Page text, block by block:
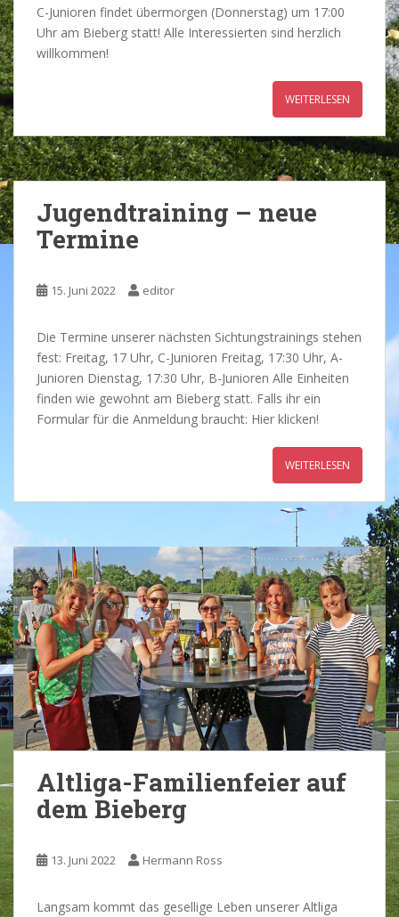
C-Junioren findet übermorgen (Donnerstag) um 17:00
Uhr am Bieberg statt! Alle Interessierten sind herzlich
willkommen!
WEITERLESEN
Jugendtraining – neue
Termine
15. Juni 2022 editor
Die Termine unserer nächsten Sichtungstrainings stehen
fest: Freitag, 17 Uhr, C-Junioren Freitag, 17:30 Uhr, A-
Junioren Dienstag, 17:30 Uhr, B-Junioren Alle Einheiten
finden wie gewohnt am Bieberg statt. Falls ihr ein
Formular für die Anmeldung braucht: Hier klicken!
WEITERLESEN
Altliga-Familienfeier auf
dem Bieberg
13. Juni 2022 Hermann Ross
Langsam kommt das gesellige Leben unserer Altliga